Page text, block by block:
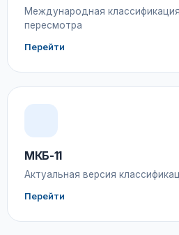
Международная
пересмотра
Перейти
МКБ-11
Актуальная версия
Перейти